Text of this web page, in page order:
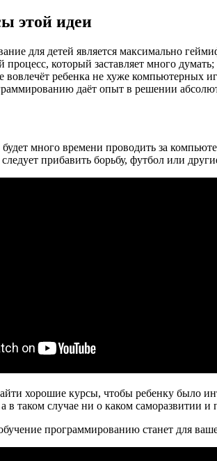
этой идеи
для детей является максимально
процесс, который заставляет много думать;
вовлечёт ребенка не хуже компьютерных
даёт опыт в решении
много времени проводить за
прибавить борьбу, футбол или
хорошие курсы, чтобы ребенку было
в таком случае ни о каком саморазвитии
программированию станет для